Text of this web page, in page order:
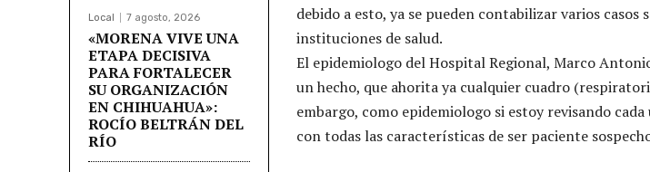
Local 7 agosto, 2026
«MORENA VIVE UNA
ETAPA DECISIVA
PARA FORTALECER
SU ORGANIZACIÓN
EN CHIHUAHUA»:
ROCÍO BELTRÁN DEL
RÍO
debido a esto, ya se pueden contabilizar varios casos
instituciones de salud.
El epidemiologo del Hospital Regional, Marco
un hecho, que ahorita ya cualquier cuadro
embargo, como epidemiologo si estoy revisando
con todas las características de ser paciente